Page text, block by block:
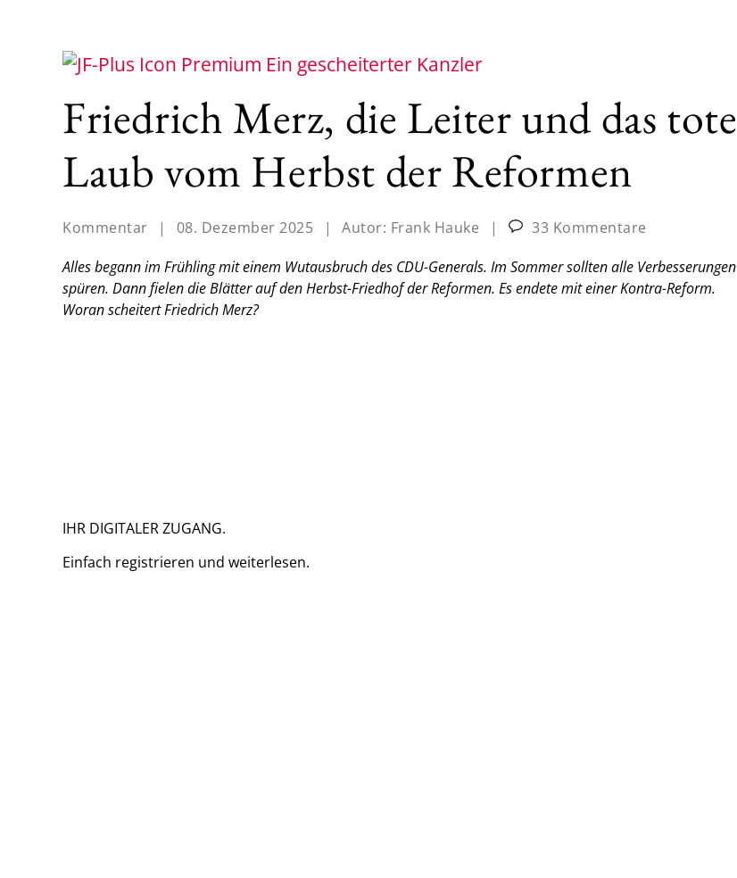
Ein gescheiterter Kanzler
Friedrich Merz, die Leiter und das tote
Laub vom Herbst der Reformen
Kommentar | 08. Dezember 2025 | Autor: Frank Hauke |
33 Kommentare
Alles begann im Frühling mit einem Wutausbruch des CDU-Generals. Im Sommer sollten alle Verbesserungen
spüren. Dann fielen die Blätter auf den Herbst-Friedhof der Reformen. Es endete mit einer Kontra-Reform.
Woran scheitert Friedrich Merz?
IHR DIGITALER ZUGANG.
Einfach registrieren und weiterlesen.